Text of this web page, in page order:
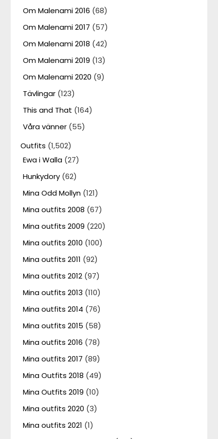
Om Malenami 2016 (68)
Om Malenami 2017 (57)
Om Malenami 2018 (42)
Om Malenami 2019 (13)
Om Malenami 2020 (9)
Tävlingar (123)
This and That (164)
Våra vänner (55)
Outfits (1,502)
Ewa i Walla (27)
Hunkydory (62)
Mina Odd Mollyn (121)
Mina outfits 2008 (67)
Mina outfits 2009 (220)
Mina outfits 2010 (100)
Mina outfits 2011 (92)
Mina outfits 2012 (97)
Mina outfits 2013 (110)
Mina outfits 2014 (76)
Mina outfits 2015 (58)
Mina outfits 2016 (78)
Mina outfits 2017 (89)
Mina Outfits 2018 (49)
Mina Outfits 2019 (10)
Mina outfits 2020 (3)
Mina outfits 2021 (1)